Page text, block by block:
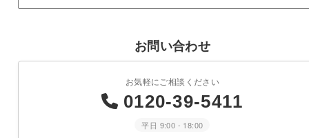
お問い合わせ
お気軽にご相談ください
0120-39-5411
平日 9:00 - 18:00